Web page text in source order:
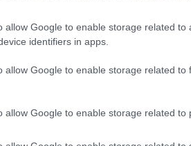
allow Google to enable storage related to
identifiers in apps.
allow Google to enable storage related to
allow Google to enable storage related to
σφοδρή επίθεση στην
εταίρος στο ΝΑΤΟ».